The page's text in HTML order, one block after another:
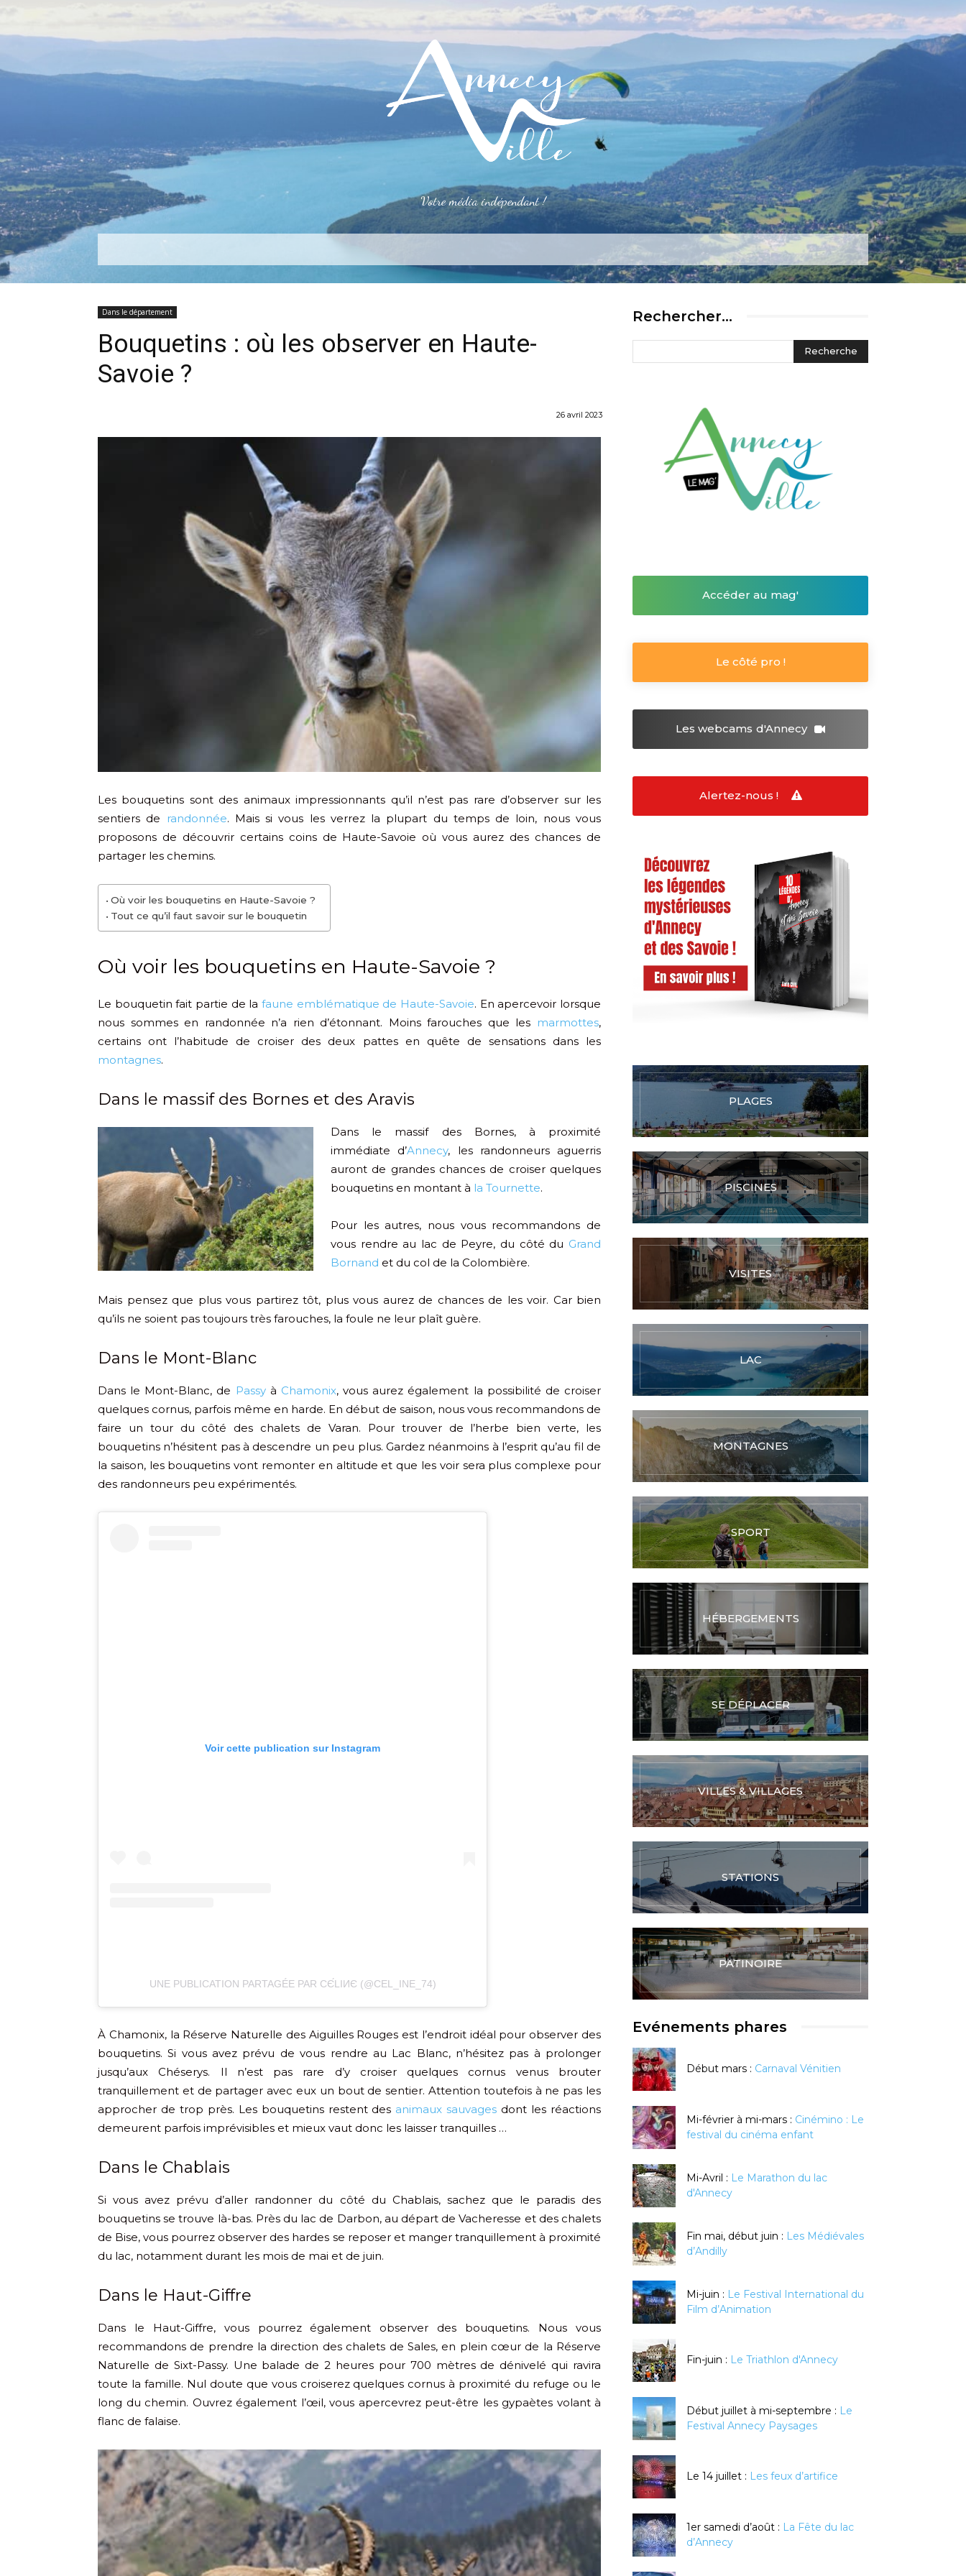
Votre média indépendant !
Alertez-nous Plus
Dans le département
Bouquetins : où les observer en Haute-
Savoie ?
26 avril 2023
Les bouquetins sont des animaux impressionnants qu’il n’est pas rare d’observer sur les
sentiers de
randonnée. Mais si vous les verrez la plupart du temps de loin, nous vous
proposons de découvrir certains coins de Haute-Savoie où vous aurez des chances de
partager les chemins.
Où voir les bouquetins en Haute-Savoie ?
Tout ce qu’il faut savoir sur le bouquetin
Où voir les bouquetins en Haute-Savoie ?
Le bouquetin fait partie de la faune emblématique de Haute-Savoie. En apercevoir lorsque
nous sommes en randonnée n’a rien d’étonnant. Moins farouches que les marmottes,
certains ont l’habitude de croiser des deux pattes en quête de sensations dans les
montagnes.
Dans le massif des Bornes et des Aravis
Dans le massif des Bornes, à proximité
immédiate d’Annecy, les randonneurs aguerris
auront de grandes chances de croiser quelques
bouquetins en montant à la Tournette.
Pour les autres, nous vous recommandons de
vous rendre au lac de Peyre, du côté du Grand
Bornand et du col de la Colombière.
Mais pensez que plus vous partirez tôt, plus vous aurez de chances de les voir. Car bien
qu’ils ne soient pas toujours très farouches, la foule ne leur plaît guère.
Dans le Mont-Blanc
Dans le Mont-Blanc, de Passyà Chamonix, vous aurez également la possibilité de croiser
quelques cornus, parfois même en harde. En début de saison, nous vous recommandons de
faire un tour du côté des chalets de Varan. Pour trouver de l’herbe bien verte, les
bouquetins n’hésitent pas à descendre un peu plus. Gardez néanmoins à l’esprit qu’au fil de
la saison, les bouquetins vont remonter en altitude et que les voir sera plus complexe pour
des randonneurs peu expérimentés.
Voir cette publication sur Instagram
UNE PUBLICATION PARTAGÉE PAR СЄ́LІИЄ (@CEL_INE_74)
À Chamonix, la Réserve Naturelle des Aiguilles Rouges est l’endroit idéal pour observer des
bouquetins. Si vous avez prévu de vous rendre au Lac Blanc, n’hésitez pas à prolonger
jusqu’aux Chéserys. Il n’est pas rare d’y croiser quelques cornus venus brouter
tranquillement et de partager avec eux un bout de sentier. Attention toutefois à ne pas les
approcher de trop près. Les bouquetins restent des animaux sauvages dont les réactions
demeurent parfois imprévisibles et mieux vaut donc les laisser tranquilles …
Dans le Chablais
Si vous avez prévu d’aller randonner du côté du Chablais, sachez que le paradis des
bouquetins se trouve là-bas. Près du lac de Darbon, au départ de Vacheresse et des chalets
de Bise, vous pourrez observer des hardes se reposer et manger tranquillement à proximité
du lac, notamment durant les mois de mai et de juin.
Dans le Haut-Giffre
Dans le Haut-Giffre, vous pourrez également observer des bouquetins. Nous vous
recommandons de prendre la direction des chalets de Sales, en plein cœur de la Réserve
Naturelle de Sixt-Passy. Une balade de 2 heures pour 700 mètres de dénivelé qui ravira
toute la famille. Nul doute que vous croiserez quelques cornus à proximité du refuge ou le
long du chemin. Ouvrez également l’œil, vous apercevrez peut-être les gypaètes volant à
flanc de falaise.
Rechercher…
Accéder au mag'
Le côté pro !
Les webcams d'Annecy
Alertez-nous !
PLAGES
PISCINES
VISITES
LAC
MONTAGNES
SPORT
HÉBERGEMENTS
SE DÉPLACER
VILLES & VILLAGES
STATIONS
PATINOIRE
Evénements phares
Début mars : Carnaval Vénitien
Mi-février à mi-mars : Cinémino : Le
festival du cinéma enfant
Mi-Avril : Le Marathon du lac
d'Annecy
Fin mai, début juin : Les Médiévales
d’Andilly
Mi-juin : Le Festival International du
Film d’Animation
Fin-juin : Le Triathlon d'Annecy
Début juillet à mi-septembre : Le
Festival Annecy Paysages
Le 14 juillet : Les feux d’artifice
1er samedi d’août : La Fête du lac
d’Annecy